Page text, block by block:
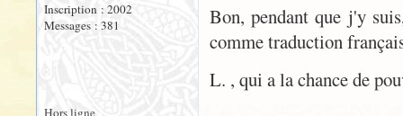
Inscription : 2002
Messages : 381
Bon, pendant que j'y
comme traduction
L. , qui a la chance de
Hors ligne